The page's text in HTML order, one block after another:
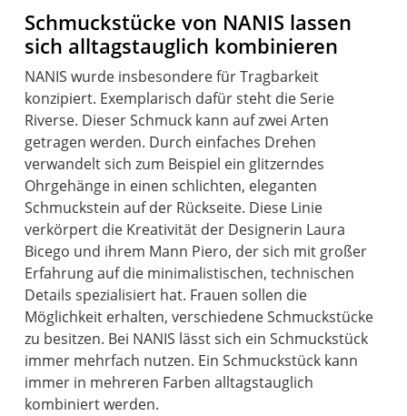
Schmuckstücke von NANIS lassen
sich alltagstauglich kombinieren
NANIS wurde insbesondere für Tragbarkeit
konzipiert. Exemplarisch dafür steht die Serie
Riverse. Dieser Schmuck kann auf zwei Arten
getragen werden. Durch einfaches Drehen
verwandelt sich zum Beispiel ein glitzerndes
Ohrgehänge in einen schlichten, eleganten
Schmuckstein auf der Rückseite. Diese Linie
verkörpert die Kreativität der Designerin Laura
Bicego und ihrem Mann Piero, der sich mit großer
Erfahrung auf die minimalistischen, technischen
Details spezialisiert hat. Frauen sollen die
Möglichkeit erhalten, verschiedene Schmuckstücke
zu besitzen. Bei NANIS lässt sich ein Schmuckstück
immer mehrfach nutzen. Ein Schmuckstück kann
immer in mehreren Farben alltagstauglich
kombiniert werden.